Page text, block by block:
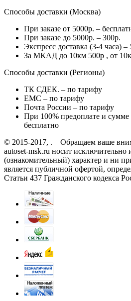
Способы доставки (Москва)
При заказе от 5000р. –
При заказе до 5000р. – 300р.
Экспресс доставка (3-4 часа) –
За МКАД до 10км 500р , от
Способы доставки (Регионы)
ТК СДЕК. – по тарифу
EMC – по тарифу
Почта России – по тарифу
При 100% предоплате и сумме
бесплатно
© 2015-2017, . Обращаем ваше
autoset-msk.ru носит
(ознакомительный) характер и ни
является публичной офертой,
Статьи 437 Гражданского кодекса